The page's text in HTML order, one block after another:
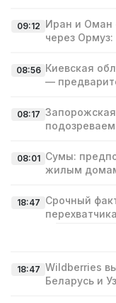
09:12 Иран и Оман
через
08:56 Киевская
—
08:17
08:01 Сумы:
жилым
18:47 Срочный
18:47 Wildberries
Беларусь и